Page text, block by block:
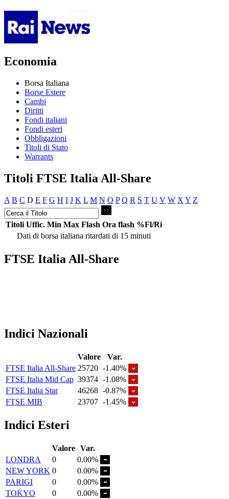
Economia
Borsa Italiana
Borse Estere
Cambi
Diritti
Fondi italiani
Fondi esteri
Obbligazioni
Titoli di Stato
Warrants
Titoli FTSE Italia All-Share
A B C D E F G H I J K L M N O P Q R S T U V W X Y Z
Titoli Uffic. Min Max Flash Ora flash %Fl/Ri
Dati di borsa italiana ritardati di 15 minuti
FTSE Italia All-Share
Indici Nazionali
Valore
Var.
FTSE Italia All-Share 25720 -1.40%
FTSE Italia Mid Cap 39374 -1.08%
FTSE Italia Star
46268 -0.87%
FTSE MIB
23707 -1.45%
Indici Esteri
Valore Var.
LONDRA
0
0.00%
NEW YORK 0
0.00%
PARIGI
0
0.00%
TOKYO
0
0.00%